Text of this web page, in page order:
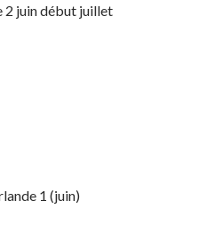
2 juin début juillet
1 (juin)